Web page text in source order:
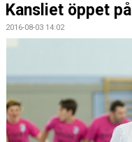
BILDGALLERI
KONTAKT
Kansliet öppet
2016-08-03 14:02